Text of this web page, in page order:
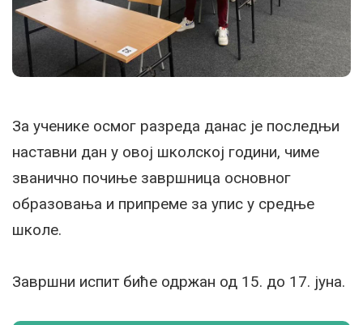
За ученике осмог разреда данас је последњи
наставни дан у овој школској години, чиме
званично почиње завршница основног
образовања и припреме за упис у средње
школе.
Завршни испит биће одржан од 15. до 17. јуна.